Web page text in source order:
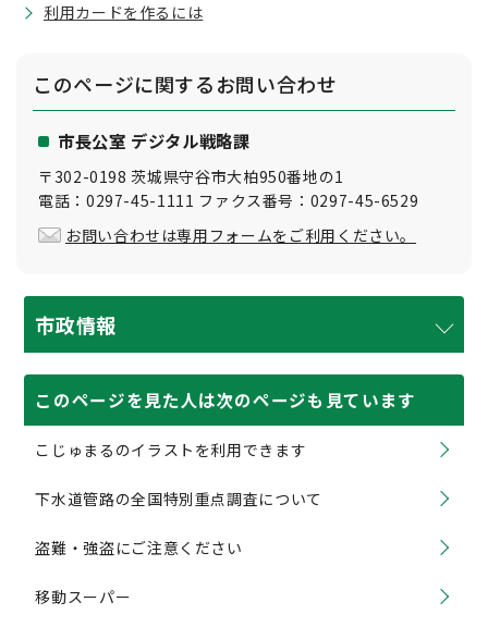
利用カードを作るには
このページに関するお問い合わせ
市長公室 デジタル戦略課
〒302-0198 茨城県守谷市大柏950番地の1
電話：0297-45-1111 ファクス番号：0297-45-6529
お問い合わせは専用フォームをご利用ください。
市政情報
このページを見た人は次のページも見ています
こじゅまるのイラストを利用できます
下水道管路の全国特別重点調査について
盗難・強盗にご注意ください
移動スーパー